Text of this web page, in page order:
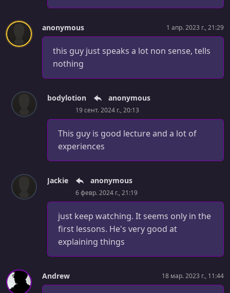
anonymous 1 апр. 2023 г., 21:29
this guy just speaks a lot non sense, tells
nothing
bodylotion anonymous
19 сент. 2024 г., 20:13
This guy is good lecture and a lot of
experiences
Jackie anonymous
6 февр. 2024 г., 21:19
just keep watching. It seems only in the
first lessons. He's very good at
explaining things
Andrew 18 мар. 2023 г., 11:44